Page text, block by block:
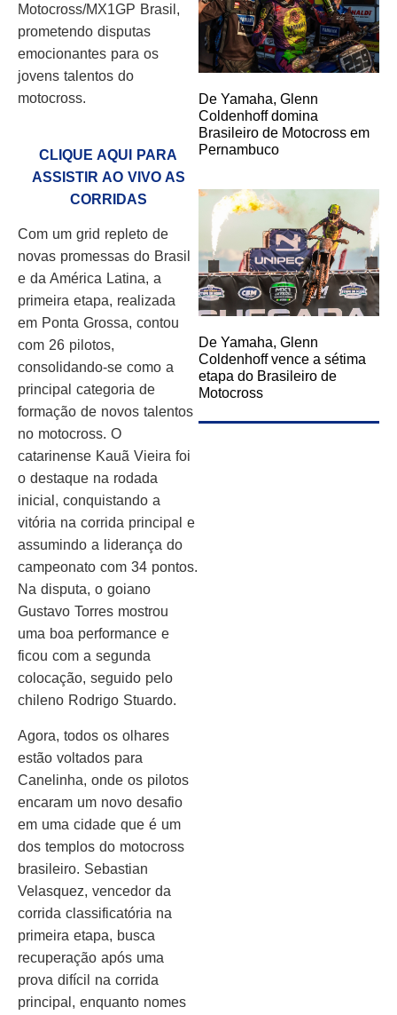
Motocross/MX1GP Brasil,
prometendo disputas
emocionantes para os
jovens talentos do
motocross.
CLIQUE AQUI PARA
ASSISTIR AO VIVO AS
CORRIDAS
Com um grid repleto de
novas promessas do Brasil
e da América Latina, a
primeira etapa, realizada
em Ponta Grossa, contou
com 26 pilotos,
consolidando-se como a
principal categoria de
formação de novos talentos
no motocross. O
catarinense Kauã Vieira foi
o destaque na rodada
inicial, conquistando a
vitória na corrida principal e
assumindo a liderança do
campeonato com 34 pontos.
Na disputa, o goiano
Gustavo Torres mostrou
uma boa performance e
ficou com a segunda
colocação, seguido pelo
chileno Rodrigo Stuardo.
Agora, todos os olhares
estão voltados para
Canelinha, onde os pilotos
encaram um novo desafio
em uma cidade que é um
dos templos do motocross
brasileiro. Sebastian
Velasquez, vencedor da
corrida classificatória na
primeira etapa, busca
recuperação após uma
prova difícil na corrida
principal, enquanto nomes
De Yamaha, Glenn
Coldenhoff domina
Brasileiro de Motocross em
Pernambuco
De Yamaha, Glenn
Coldenhoff vence a sétima
etapa do Brasileiro de
Motocross